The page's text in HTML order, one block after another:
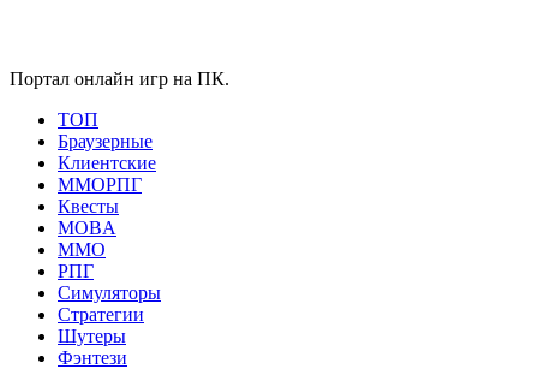
Портал онлайн игр на ПК.
ТОП
Браузерные
Клиентские
ММОРПГ
Квесты
MOBA
ММО
РПГ
Симуляторы
Стратегии
Шутеры
Фэнтези